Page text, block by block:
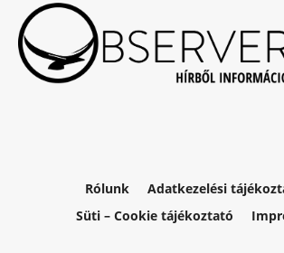
Rólunk
Adatkezelési
Süti – Cookie tájékoztató